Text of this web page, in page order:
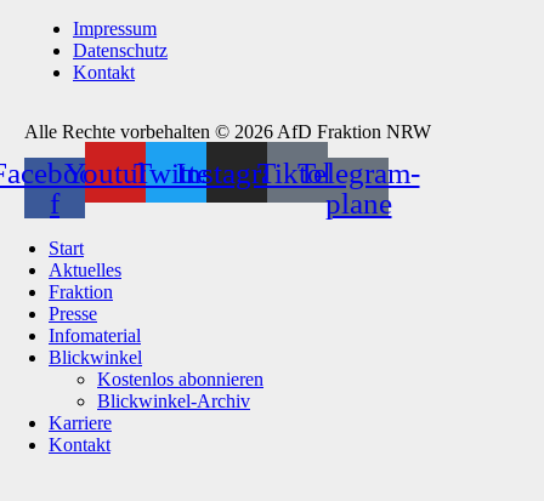
Impressum
Datenschutz
Kontakt
Alle Rechte vorbehalten © 2026 AfD Fraktion NRW
f
YoutubeTwitterInstagramTiktokTelegram-
plane
Start
Aktuelles
Fraktion
Presse
Infomaterial
Blickwinkel
Kostenlos abonnieren
Blickwinkel-Archiv
Karriere
Kontakt